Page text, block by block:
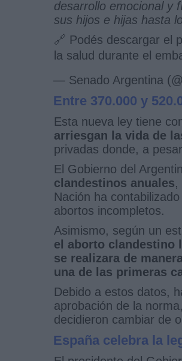
desarrollo emocional y
sus hijos e hijas hasta
🔗 Podés descargar el
la salud durante el
— Senado Argentina
Entre 370.000 y
Esta nueva ley tiene
arriesgan la vida de
privadas donde, a
El Gobierno del
clandestinos anuales,
Nación ha
abortos incompletos.
Asimismo, según un
el aborto clandestino
se realizara de
una de las primeras
Debido a estos datos,
aprobación de la
decidieron cambiar de
España celebra la